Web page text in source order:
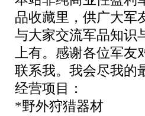
品收藏里，供广大军
与大家交流军品知识
上有。感谢各位军友
联系我。我会尽我的
经营项目：
*野外狩猎器材